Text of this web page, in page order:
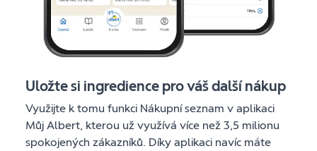
Uložte si ingredience pro váš další nákup
Využijte k tomu funkci Nákupní seznam v aplikaci
Můj Albert, kterou už využívá více než 3,5 milionu
spokojených zákazníků. Díky aplikaci navíc máte